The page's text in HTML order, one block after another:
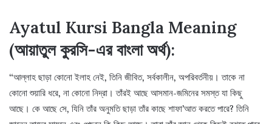
Ayatul Kursi Bangla Meaning
(আয়াতুল কুরসি-এর বাংলা অর্থ):
“আল্লাহ ছাড়া কোনো ইলাহ নেই, তিনি জীবিত, সর্বকালীন, অপরিবর্তনীয়। তাকে না
কোনো শুয়ারি ধরে, না কোনো নিদ্রা। তাঁরই আছে আসমান-জমিনের সমস্ত যা কিছু
আছে। কে আছে সে, যিনি তাঁর অনুমতি ছাড়া তাঁর কাছে শাফা’আত করতে পারে? তিনি